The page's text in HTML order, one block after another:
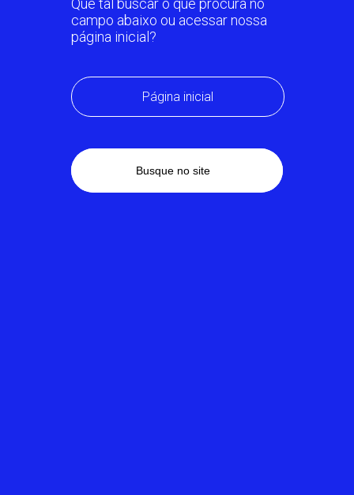
Que tal buscar o que procura no
campo abaixo ou acessar nossa
página inicial?
Página inicial